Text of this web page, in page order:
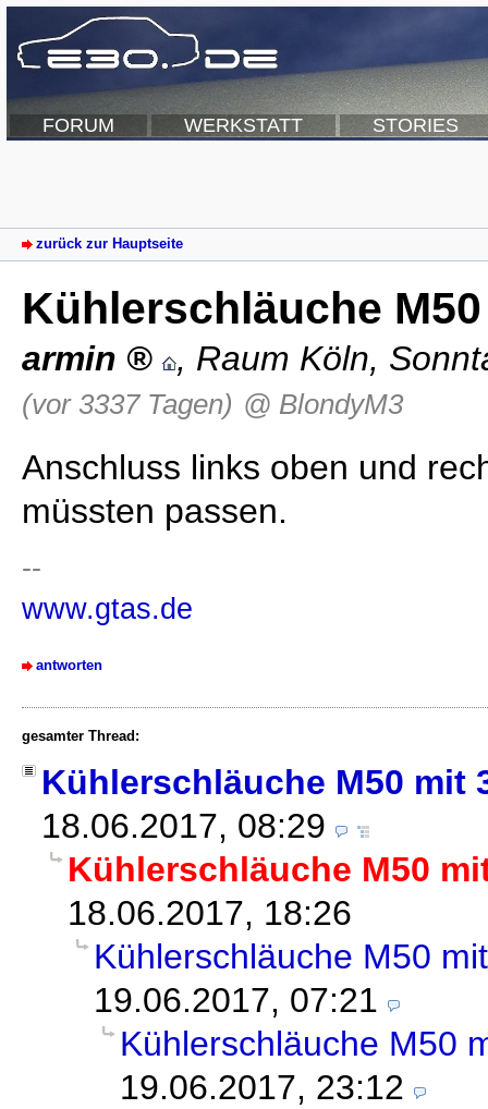
FORUM WERKSTATT STORIES
zurück zur Hauptseite
Kühlerschläuche
armin , Raum Köln,
(vor 3337 Tagen) @ BlondyM3
Anschluss links oben und
müssten passen.
--
www.gtas.de
antworten
gesamter Thread:
Kühlerschläuche M50 mit
18.06.2017, 08:29
Kühlerschläuche M50
18.06.2017, 18:26
Kühlerschläuche M50
19.06.2017, 07:21
Kühlerschläuche M50
19.06.2017, 23:12